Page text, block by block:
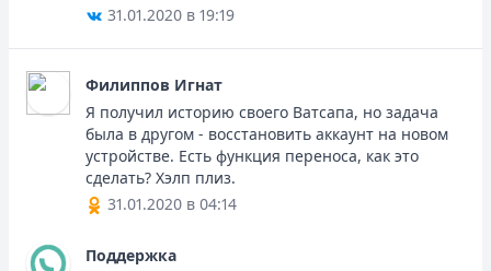
31.01.2020 в 19:19
Филиппов Игнат
Я получил историю своего Ватсапа, но задача
была в другом - восстановить аккаунт на новом
устройстве. Есть функция переноса, как это
сделать? Хэлп плиз.
31.01.2020 в 04:14
Поддержка